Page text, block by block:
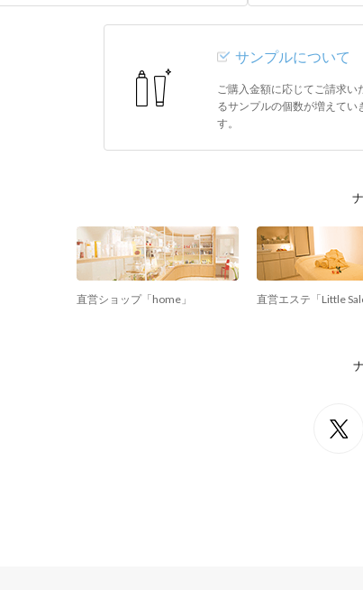
サンプルについて
ご購入金額に応じてご請求い
るサンプルの個数が増えてい
す。
直営ショップ「home」 直営エステ「Little